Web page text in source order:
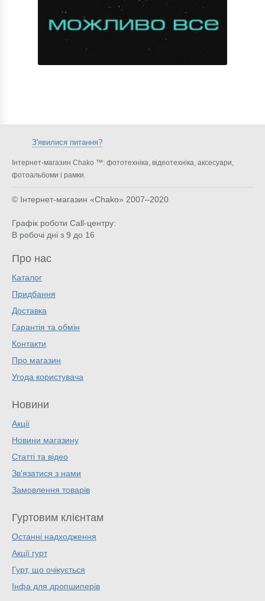
З'явилися питання?
Інтернет-магазин Chako ™: фототехніка, відеотехніка, аксесуари,
фотоальбоми і рамки.
© Інтернет-магазин «Chako» 2007–2020
Графік роботи Call-центру:
В робочі дні з 9 до 16
Про нас
Каталог
Придбання
Доставка
Гарантія та обмін
Контакти
Про магазин
Угода користувача
Новини
Акції
Новини магазину
Статті та відео
Зв'язатися з нами
Замовлення товарів
Гуртовим клієнтам
Останні надходження
Акції гурт
Гурт, що очікується
Інфа для дропшиперів